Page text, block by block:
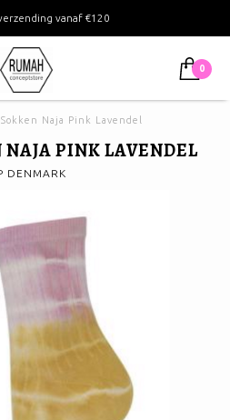
vanaf €120
0
Naja Pink Lavendel
NAJA PINK LAVENDEL
DENMARK